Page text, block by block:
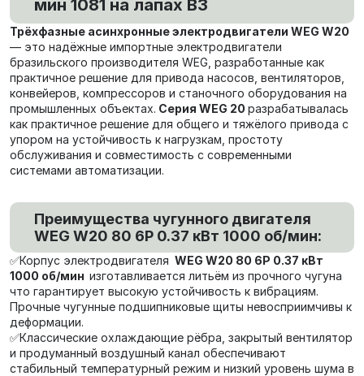
мин 1081 на лапах В3
Трёхфазные асинхронные электродвигатели WEG W20
— это надёжные импортные электродвигатели
бразильского производителя WEG, разработанные как
практичное решение для привода насосов, вентиляторов,
конвейеров, компрессоров и станочного оборудования на
промышленных объектах. Серия WEG 20 разрабатывалась
как практичное решение для общего и тяжёлого привода с
упором на устойчивость к нагрузкам, простоту
обслуживания и совместимость с современными
системами автоматизации.
Преимущества чугунного двигателя
WEG W20 80 6P 0.37 кВт 1000 об/мин:
✅Корпус электродвигателя WEG W20 80 6P 0.37 кВт
1000 об/мин изготавливается литьём из прочного чугуна
что гарантирует высокую устойчивость к вибрациям.
Прочные чугунные подшипниковые щиты невосприимчивы к
деформации.
✅Классические охлаждающие рёбра, закрытый вентилятор
и продуманный воздушный канал обеспечивают
стабильный температурный режим и низкий уровень шума в